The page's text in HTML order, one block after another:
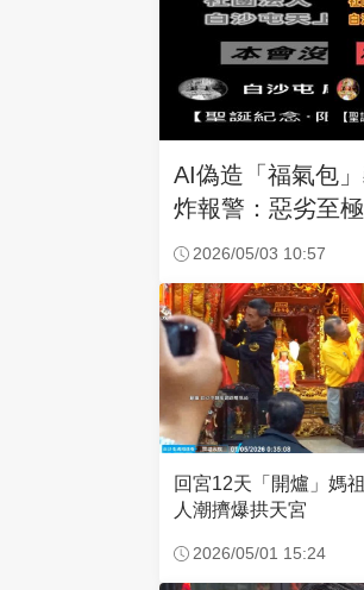
AI偽造「福氣包
炸報警：惡劣至極
2026/05/03 10:57
回宮12天「開爐」媽
人潮擠爆拱天宮
2026/05/01 15:24